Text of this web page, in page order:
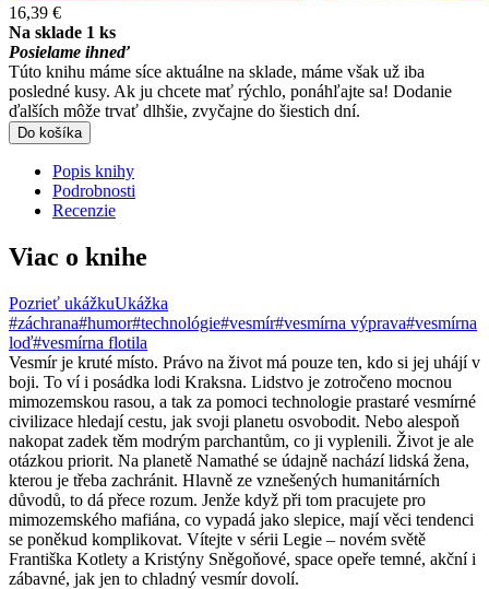
16,39 €
Na sklade 1 ks
Posielame ihneď
Túto knihu máme síce aktuálne na sklade, máme však už iba
posledné kusy. Ak ju chcete mať rýchlo, ponáhľajte sa! Dodanie
ďalších môže trvať dlhšie, zvyčajne do šiestich dní.
Do košíka
Popis knihy
Podrobnosti
Recenzie
Viac o knihe
Pozrieť ukážkuUkážka
#záchrana#humor#technológie#vesmír#vesmírna výprava#vesmírna
loď#vesmírna flotila
Vesmír je kruté místo. Právo na život má pouze ten, kdo si jej uhájí v
boji. To ví i posádka lodi Kraksna. Lidstvo je zotročeno mocnou
mimozemskou rasou, a tak za pomoci technologie prastaré vesmírné
civilizace hledají cestu, jak svoji planetu osvobodit. Nebo alespoň
nakopat zadek těm modrým parchantům, co ji vyplenili. Život je ale
otázkou priorit. Na planetě Namathé se údajně nachází lidská žena,
kterou je třeba zachránit. Hlavně ze vznešených humanitárních
důvodů, to dá přece rozum. Jenže když při tom pracujete pro
mimozemského mafiána, co vypadá jako slepice, mají věci tendenci
se poněkud komplikovat. Vítejte v sérii Legie – novém světě
Františka Kotlety a Kristýny Sněgoňové, space opeře temné, akční i
zábavné, jak jen to chladný vesmír dovolí.